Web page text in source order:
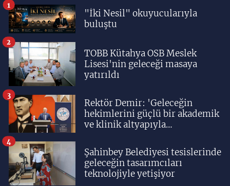
"İki Nesil" okuyucularıyla
buluştu
1
TOBB Kütahya OSB Meslek
Lisesi'nin geleceği masaya
yatırıldı
2
Rektör Demir: 'Geleceğin
hekimlerini güçlü bir akademik
ve klinik altyapıyla
3
Şahinbey Belediyesi tesislerinde
geleceğin tasarımcıları
teknolojiyle yetişiyor
4